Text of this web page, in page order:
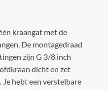
kraangat met de
De montagedraad
zijn G 3/8 inch
dicht en zet
Je hebt een verstelbare